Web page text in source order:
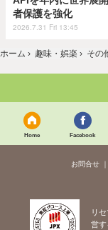
者保護を強化
2026.7.31 Fri 13:45
ホーム › 趣味・娯楽 › その
Home Facebook
お問合せ
リ
営す